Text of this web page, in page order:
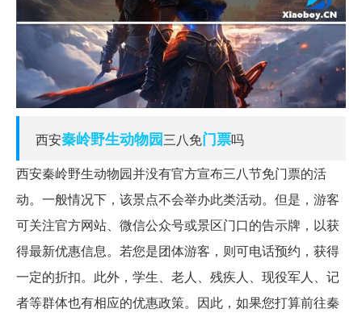
西安秦岭野生动物园三八免门票吗
西安秦岭野生动物园并没有官方宣布三八节免门票的活
动。一般情况下，该景点不会举办此类活动。但是，游客
可关注官方网站、微信公众号或景区门口的告示牌，以获
得最新优惠信息。若您是团体游客，则可电话预约，获得
一定的折扣。此外，学生、老人、残疾人、现役军人、记
者等群体也有相应的优惠政策。因此，如果您打算前往秦